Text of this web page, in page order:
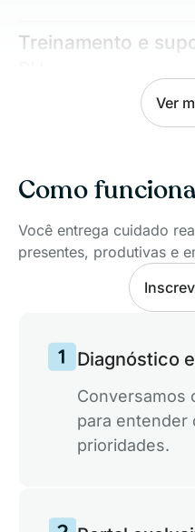
Treinamento e
Lideranças que
exaustão e acolhem,
Integração com a
Alinhe sua solução
impulsione ações
Solução Escalável
Equipes
Uma plataforma
tamanho e às
garantindo
Ver
Como
Você entrega cuidado
presentes, produtivas e
Diagnóstico
Conversamos
para entender
prioridades.